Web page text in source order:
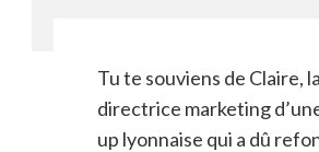
Tu te souviens de Claire, la
directrice marketing
up lyonnaise qui a dû